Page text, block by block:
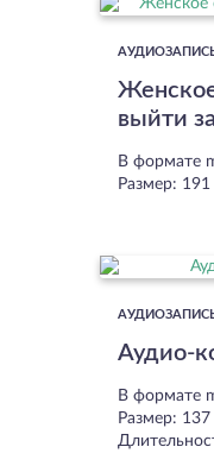
выйти
В формате
Размер:
Аудио-
В формате
Размер: